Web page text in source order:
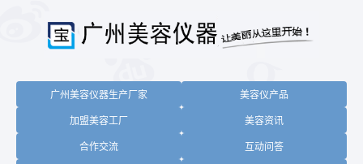
广州美容仪器生产厂家
美容仪产品
加盟美容工厂
美容资讯
合作交流
互动问答